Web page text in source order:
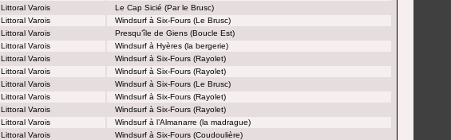
Littoral Varois
Le Cap Sicié (Par le Brusc)
Littoral Varois
Windsurf à Six-Fours (Le Brusc)
Littoral Varois
Presqu’île de Giens (Boucle Est)
Littoral Varois
Windsurf à Hyères (la bergerie)
Littoral Varois
Windsurf à Six-Fours (Rayolet)
Littoral Varois
Windsurf à Six-Fours (Rayolet)
Littoral Varois
Windsurf à Six-Fours (Le Brusc)
Littoral Varois
Windsurf à Six-Fours (Rayolet)
Littoral Varois
Windsurf à Six-Fours (Rayolet)
Littoral Varois
Windsurf à l’Almanarre (la madrague)
Littoral Varois
Windsurf à Six-Fours (Coudoulière)